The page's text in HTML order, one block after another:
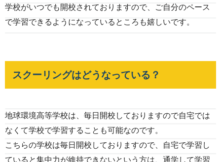
学校がいつでも開校されておりますので、ご自分のペース
で学習できるようになっているところも嬉しいです。
スクーリングはどうなっている？
地球環境高等学校は、毎日開校しておりますので自宅では
なくて学校で学習することも可能なのです。
こちらの学校は毎日開校しておりますので、自宅で学習し
ていると集中力が維持できないという方は、通学して学習